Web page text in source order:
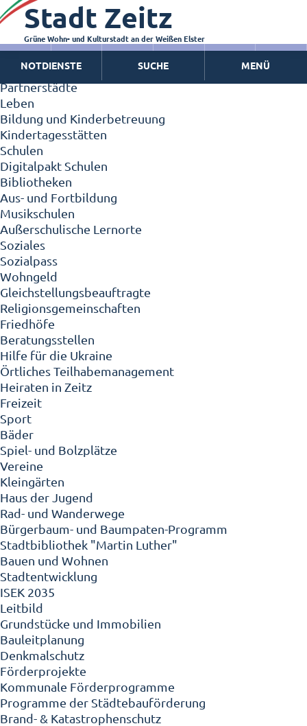
Zeitz - Die Kleinstadt
Willkommen in Zeitz!
Interview mit Oberbürgermeister Christian Thieme
Zeitz - Stadt der Zukunft
Ortschaften
Partnerstädte
Leben
Bildung und Kinderbetreuung
Kindertagesstätten
Schulen
Digitalpakt Schulen
Bibliotheken
Aus- und Fortbildung
Musikschulen
Außerschulische Lernorte
Soziales
Sozialpass
Wohngeld
Gleichstellungsbeauftragte
Religionsgemeinschaften
Friedhöfe
Beratungsstellen
Hilfe für die Ukraine
Örtliches Teilhabemanagement
Heiraten in Zeitz
Freizeit
Sport
Bäder
Spiel- und Bolzplätze
Vereine
Kleingärten
Haus der Jugend
Rad- und Wanderwege
Bürgerbaum- und Baumpaten-Programm
Stadtbibliothek "Martin Luther"
Bauen und Wohnen
Stadtentwicklung
ISEK 2035
Leitbild
Grundstücke und Immobilien
Bauleitplanung
Denkmalschutz
Förderprojekte
Kommunale Förderprogramme
Programme der Städtebauförderung
Brand- & Katastrophenschutz
Stadt Zeitz
Grüne Wohn- und Kulturstadt an der Weißen Elster
NOTDIENSTE SUCHE MENÜ